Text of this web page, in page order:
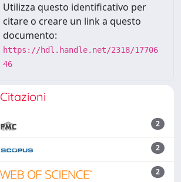
Utilizza questo identificativo per
citare o creare un link a questo
documento:
https://hdl.handle.net/2318/17706
46
Citazioni
2
2
2